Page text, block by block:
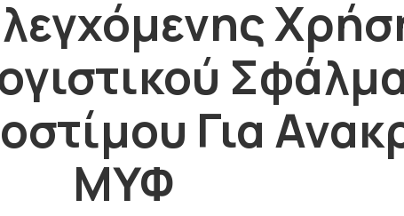
Για
ΜΥΦ